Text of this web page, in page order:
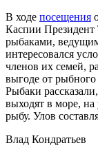
В ходе посещения
Каспии Президент
рыбаками,
интересовался
членов их семей,
выгоде от
Рыбаки
выходят в море, на
рыбу. Улов
Влад Кондратьев